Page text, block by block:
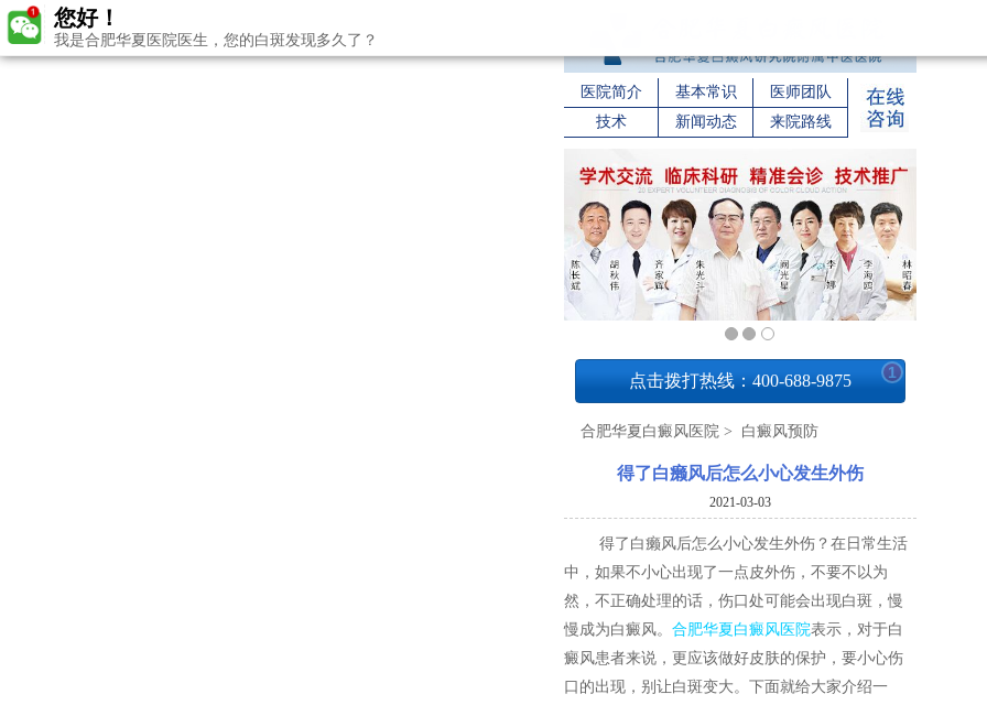
医院简介 基本常识
医师团队
技术
新闻动态 来院路线
点击拨打热线：400-688-9875 1
合肥华夏白癜风医院 > 白癜风预防
得了白癞风后怎么小心发生外伤
2021-03-03
得了白癞风后怎么小心发生外伤？在日常生活
中，如果不小心出现了一点皮外伤，不要不以为
然，不正确处理的话，伤口处可能会出现白斑，慢
慢成为白癜风。 合肥华夏白癜风医院表示，对于白
癜风患者来说，更应该做好皮肤的保护，要小心伤
口的出现，别让白斑变大。下面就给大家介绍一
您好！
我是合肥华夏医院医生，您的白斑发现多久了？